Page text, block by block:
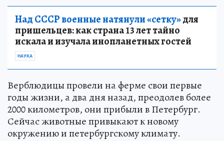
Над СССР военные натянули «сетку»для
пришельцев: как страна 13 лет тайно
искала и изучала инопланетных гостей
НАУКА
Верблюдицы провели на ферме свои первые
годы жизни, а два дня назад, преодолев более
2000 километров, они прибыли в Петербург.
Сейчас животные привыкают к новому
окружению и петербургскому климату.